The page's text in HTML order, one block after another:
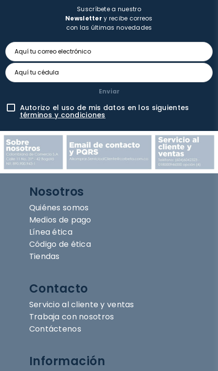
Suscríbete a nuestro
Newsletter y recibe correos
con las últimas novedades
Enviar
Autorizo el uso de mis datos en los siguientes
términos y condiciones
Nosotros
Quiénes somos
Medios de pago
Línea ética
Código de ética
Tiendas
Contacto
Servicio al cliente y ventas
Trabaja con nosotros
Contáctenos
Información